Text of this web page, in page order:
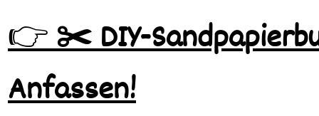
👉✂️ DIY-
Anfassen!